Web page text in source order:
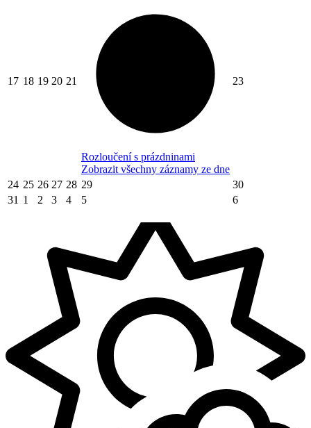
17 18 19 20 21
Rozloučení s prázdninami
Zobrazit všechny záznamy ze dne
23
24 25 26 27 28 29
30
31 1 2 3 4 5 6